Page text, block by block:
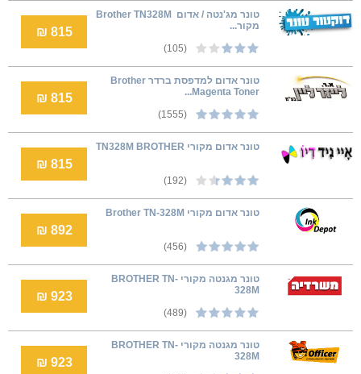
טונר מג'נטה / אדום ‏ Brother TN328M
מקור...
(105)
815 ₪
טונר אדום למדפסת ברדר Brother
Magenta Toner...
(1555)
815 ₪
טונר אדום מקורי TN328M BROTHER
(192)
815 ₪
טונר אדום מקורי Brother TN-328M
(456)
892 ₪
טונר מגנטה מקורי BROTHER TN-
328M
(489)
923 ₪
טונר מגנטה מקורי BROTHER TN-
328M
923 ₪